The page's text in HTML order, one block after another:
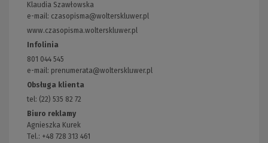
strony)
Klaudia Szawłowska
e-mail: czasopisma@wolterskluwer.pl
www.czasopisma.wolterskluwer.pl
Infolinia
801 044 545
e-mail: prenumerata@wolterskluwer.pl
Obsługa klienta
tel: (22) 535 82 72
Biuro reklamy
Agnieszka Kurek
Tel.: +48 728 313 461